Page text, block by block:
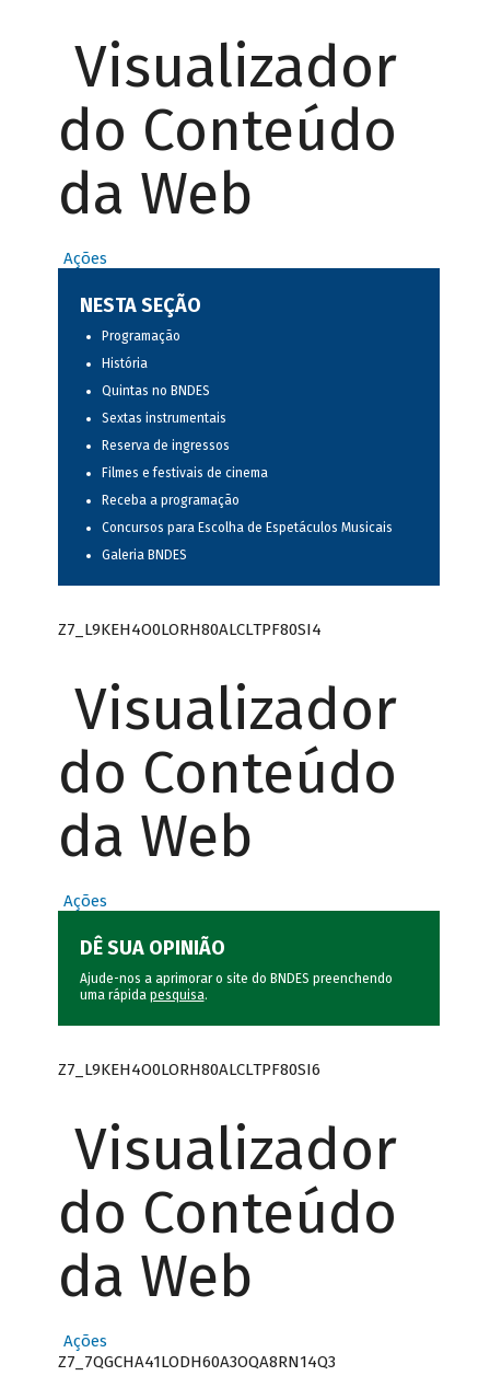
Visualizador
do Conteúdo
da Web
Ações
NESTA SEÇÃO
Programação
História
Quintas no BNDES
Sextas instrumentais
Reserva de ingressos
Filmes e festivais de cinema
Receba a programação
Concursos para Escolha de Espetáculos Musicais
Galeria BNDES
Z7_L9KEH4O0LORH80ALCLTPF80SI4
Visualizador
do Conteúdo
da Web
Ações
DÊ SUA OPINIÃO
Ajude-nos a aprimorar o site do BNDES preenchendo
uma rápida pesquisa.
Z7_L9KEH4O0LORH80ALCLTPF80SI6
Visualizador
do Conteúdo
da Web
Ações
Z7_7QGCHA41LODH60A3OQA8RN14Q3